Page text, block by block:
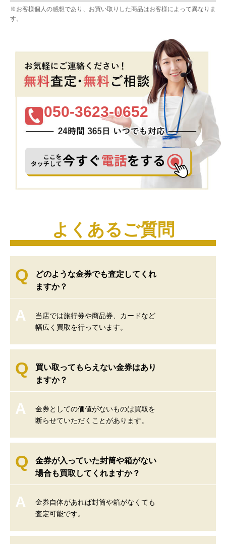
※お客様個人の感想であり、お買い取りした商品はお客様によって異なりま
す。
050-3623-0652
よくあるご質問
Q
どのような金券でも査定してくれ
ますか？
A
当店では旅行券や商品券、カードなど
幅広く買取を行っています。
Q
買い取ってもらえない金券はあり
ますか？
A
金券としての価値がないものは買取を
断らせていただくことがあります。
Q
金券が入っていた封筒や箱がない
場合も買取してくれますか？
A
金券自体があれば封筒や箱がなくても
査定可能です。